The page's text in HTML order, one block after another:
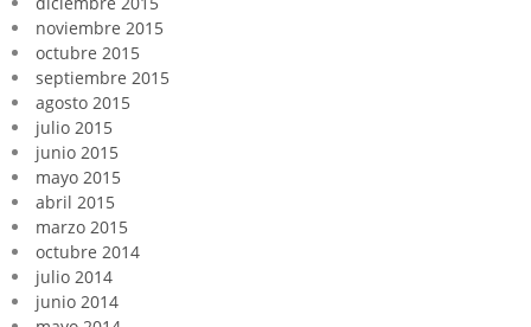
noviembre 2015
octubre 2015
septiembre 2015
agosto 2015
julio 2015
junio 2015
mayo 2015
abril 2015
marzo 2015
octubre 2014
julio 2014
junio 2014